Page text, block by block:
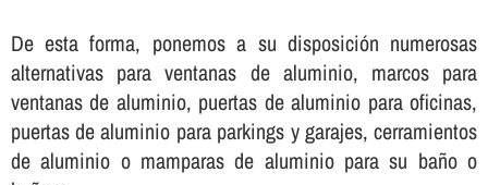
De esta forma, ponemos a su disposición numerosas
alternativas para ventanas de aluminio, marcos para
ventanas de aluminio, puertas de aluminio para oficinas,
puertas de aluminio para parkings y garajes, cerramientos
de aluminio o mamparas de aluminio para su baño o